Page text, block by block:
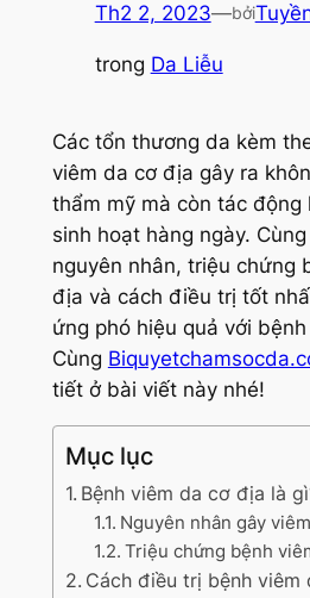
Th2 2, 2023—bởi
trong Da Liễu
Các tổn thương da kèm
viêm da cơ địa gây ra
thẩm mỹ mà còn tác động
sinh hoạt hàng ngày.
nguyên nhân, triệu chứng
địa và cách điều trị tốt
ứng phó hiệu quả với
Cùng
tiết ở bài viết này nhé!
Mục lục
Bệnh viêm da cơ địa là
Nguyên nhân gây
Triệu chứng bệnh
Cách điều trị bệnh viêm